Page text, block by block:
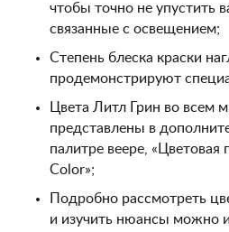
чтобы точно не упустить
связанные с освещением;
Степень блеска краски
продемонстрируют
Цвета Литл Грин во всем
представлены в
палитре веере, «Цветовая
Color»;
Подробно рассмотреть
и изучить нюансы можно